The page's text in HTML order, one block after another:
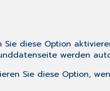
Sie diese Option
werden
Sie diese Option,